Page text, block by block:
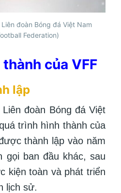
đoàn Bóng đá Việt Nam
Federation)
của VFF
lập
đoàn Bóng đá Việt
trình hình thành của
thành lập vào năm
gọi ban đầu khác, sau
kiện toàn và phát triển
lịch sử.